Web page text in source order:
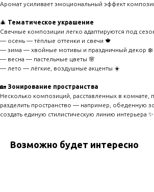
Аромат усиливает эмоциональный эффект
🎄 Тематическое украшение
Свечные композиции легко адаптируются под
— осень — тёплые оттенки и свечи 🍁
— зима — хвойные мотивы и праздничный декор ❄️
— весна — пастельные цветы 🌸
— лето — лёгкие, воздушные акценты ☀️
🏡 Зонирование пространства
Несколько композиций, расставленных в комнате,
разделить пространство — например, обеденную
создать единую стилистическую линию интерьера ✨
Возможно будет интересно